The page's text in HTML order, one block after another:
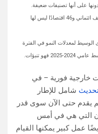
أ. تضم جميع الاقتصادات النامية 99 اقتصادًا لها تصنيف ائتماني و46 اقتصادًا ليس لها
لمعدلات النمو في الفترة
خارجية فورية – في
شامل للإطار
يقدم حتى الآن سوى قدر
التي هي في أمس
عمل كبير يمكنها القيام